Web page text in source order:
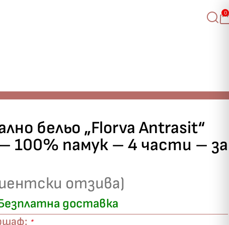
0
бельо „Florva Antrasit“
100% памук – 4 части – за
отзива)
доставка
*